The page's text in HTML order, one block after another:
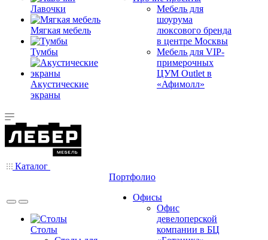
Лавочки
Мягкая мебель
Тумбы
Акустические
экраны
Мебель для
шоурума
люксового бренда
в центре Москвы
Мебель для VIP-
примерочных
ЦУМ Outlet в
«Афимолл»
Каталог
Столы
Портфолио
Офисы
Офис
девелоперской
компании в БЦ